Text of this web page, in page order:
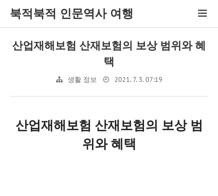
북적북적 인문역사 여행
산업재해보험 산재보험의 보상 범위와 혜
택
생활 정보 2021. 7. 3. 07:19
산업재해보험 산재보험의 보상 범
위와 혜택